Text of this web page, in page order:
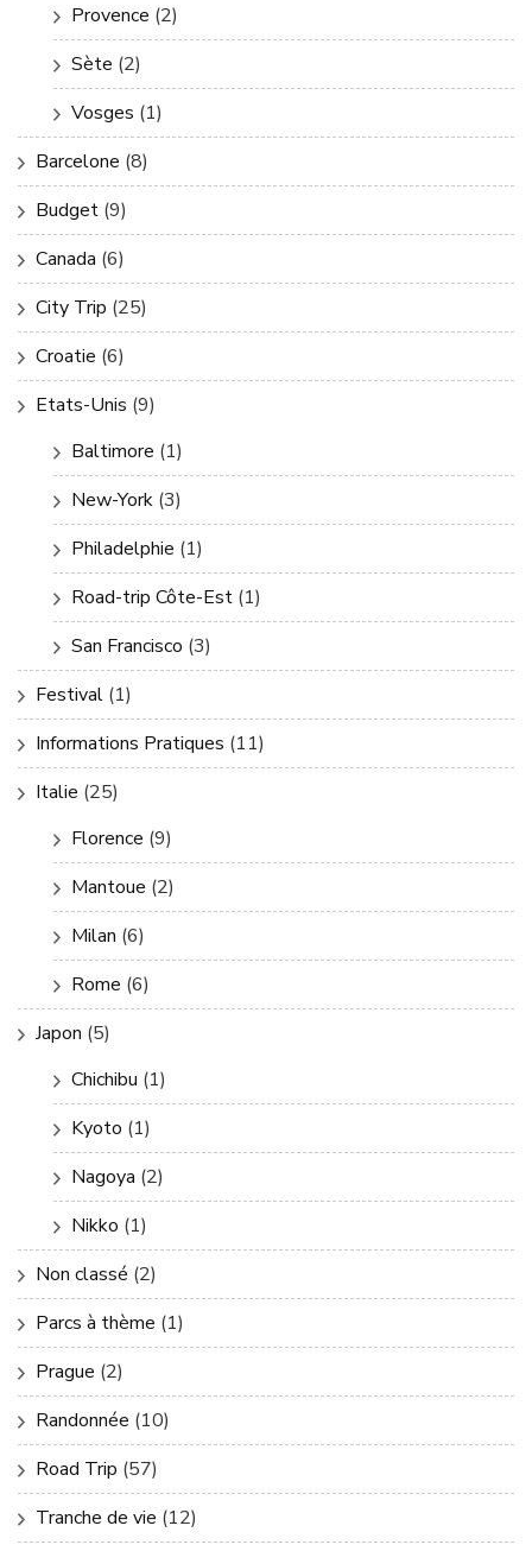
Provence (2)
Sète (2)
Vosges (1)
Barcelone (8)
Budget (9)
Canada (6)
City Trip (25)
Croatie (6)
Etats-Unis (9)
Baltimore (1)
New-York (3)
Philadelphie (1)
Road-trip Côte-Est (1)
San Francisco (3)
Festival (1)
Informations Pratiques (11)
Italie (25)
Florence (9)
Mantoue (2)
Milan (6)
Rome (6)
Japon (5)
Chichibu (1)
Kyoto (1)
Nagoya (2)
Nikko (1)
Non classé (2)
Parcs à thème (1)
Prague (2)
Randonnée (10)
Road Trip (57)
Tranche de vie (12)